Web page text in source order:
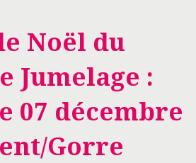
Noël du
Jumelage :
07 décembre
Gorre